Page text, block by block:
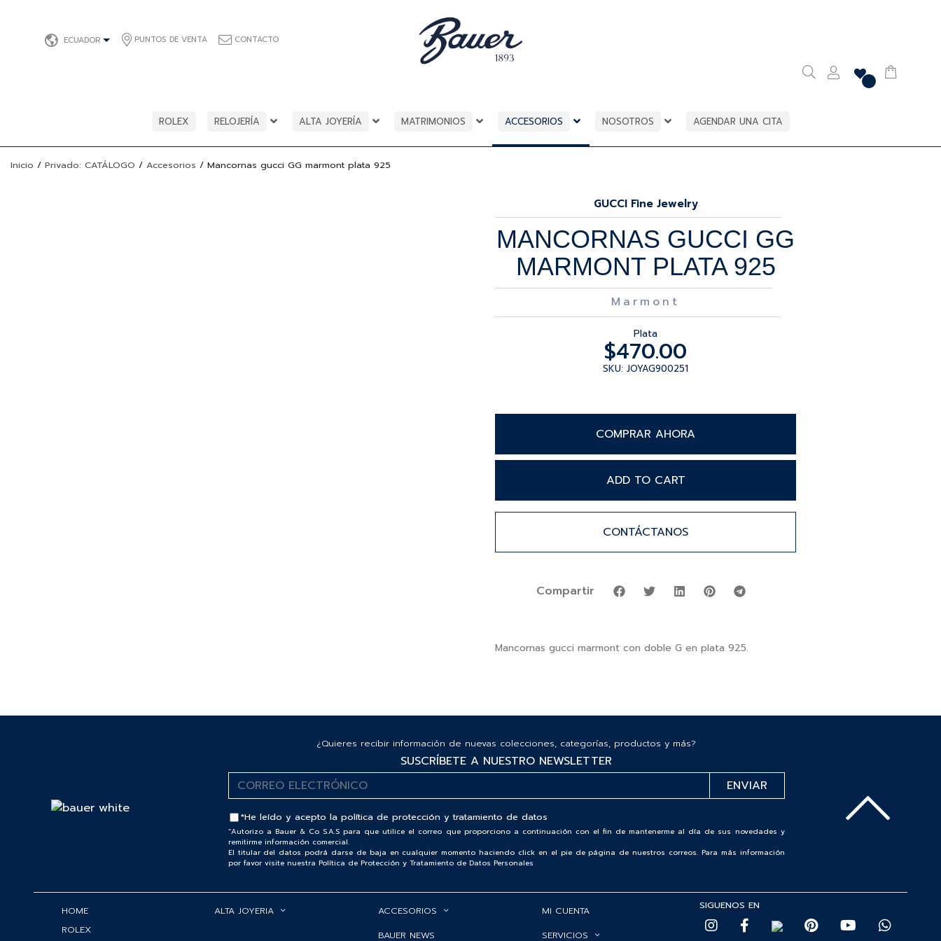
ECUADOR PUNTOS DE VENTA CONTACTO
ROLEX RELOJERÍA ALTA JOYERÍA MATRIMONIOS ACCESORIOS NOSOTROS AGENDAR UNA CITA
Inicio / Privado: CATÁLOGO / Accesorios / Mancornas gucci GG marmont plata 925
GUCCI Fine Jewelry
MANCORNAS GUCCI GG
MARMONT PLATA 925
Marmont
Plata
$470.00
SKU: JOYAG900251
COMPRAR AHORA
ADD TO CART
CONTÁCTANOS
Compartir
Mancornas gucci marmont con doble G en plata 925.
¿Quieres recibir información de nuevas colecciones, categorías, productos y más?
SUSCRÍBETE A NUESTRO NEWSLETTER
*He leído y acepto lapolítica de protección y tratamiento de datos
“Autorizo a Bauer & Co S.A.S para que utilice el correo que proporciono a continuación con el fin de mantenerme al día de sus novedades y
remitirme información comercial.
El titular del datos podrá darse de baja en cualquier momento haciendo click en el pie de página de nuestros correos. Para más información
por favor visite nuestra Política de Protección y Tratamiento de Datos Personales
HOME
ROLEX
ALTA JOYERIA
ACCESORIOS
BAUER NEWS
MI CUENTA
SERVICIOS
SIGUENOS EN